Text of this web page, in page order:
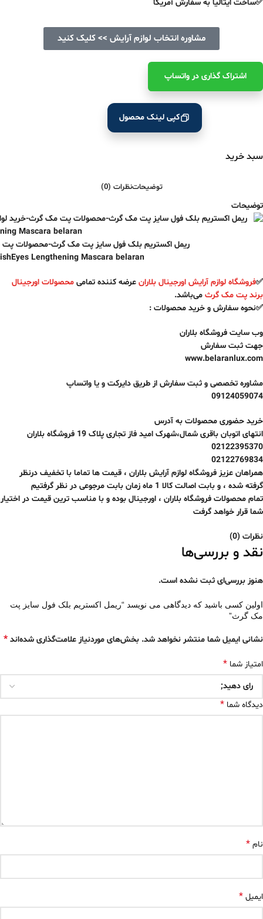
سبد خرید
✅ساخت ایتالیا به سفارش آمریکا
مشاوره انتخاب لوازم آرایش >> کلیک کنید
اشتراک ‌گذاری در واتساپ
کپی لینک محصول
توضیحاتنظرات (0)
توضیحات
ریمل اکستریم بلک فول سایز پت مک گرث-محصولات پت
Lengthening Mascara belaran
✅فروشگاه لوازم آرایش اورجینال بلاران عرضه کننده تمامی محصولات اورجینال
برند پت مک گرث می‌باشد.
✅نحوه سفارش و خرید محصولات :
وب سایت فروشگاه بلاران
جهت ثبت سفارش
www.belaranlux.com
مشاوره تخصصی و ثبت سفارش از طریق دایرکت و یا واتساپ
09124059074
خرید حضوری محصولات به آدرس
انتهای اتوبان باقری شمال،شهرک امید فاز تجاری پلاک 19 فروشگاه بلاران
02122395370
02122769834
همراهان عزیز فروشگاه لوازم آرایش بلاران ، قیمت ها تماما با تخفیف درنظر
گرفته شده ، و بابت اصالت کالا 1 ماه
زمان بابت مرجوعی در نظر گرفتیم
تمام محصولات فروشگاه بلاران ، اورجینال بوده و با مناسب ترین قیمت در اختیار
شما قرار خواهد گرفت
نظرات (0)
نقد و بررسی‌ها
هنوز بررسی‌ای ثبت نشده است.
اولین کسی باشید که دیدگاهی می نویسد “ریمل اکستریم بلک فول سایز پت
مک گرث”
نشانی ایمیل شما منتشر نخواهد شد. بخش‌های موردنیاز علامت‌گذاری شده‌اند *
امتیاز شما *
دیدگاه شما *
نام *
ایمیل *